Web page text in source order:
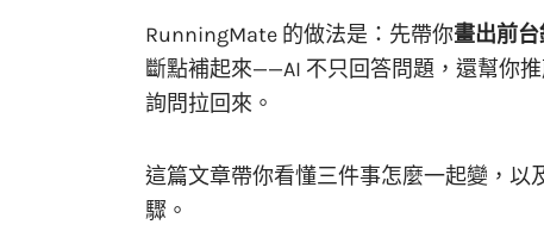
RunningMate 的做法是：先帶你畫出前
斷點補起來——AI 不只回答問題，還幫你
詢問拉回來。
這篇文章帶你看懂三件事怎麼一起變，以
驟。